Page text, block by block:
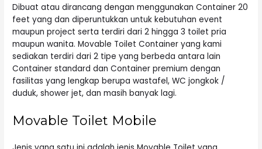
Dibuat atau dirancang dengan menggunakan Container 20
feet yang dan diperuntukkan untuk kebutuhan event
maupun project serta terdiri dari 2 hingga 3 toilet pria
maupun wanita. Movable Toilet Container yang kami
sediakan terdiri dari 2 tipe yang berbeda antara lain
Container standard dan Container premium dengan
fasilitas yang lengkap berupa wastafel, WC jongkok /
duduk, shower jet, dan masih banyak lagi.
Movable Toilet Mobile